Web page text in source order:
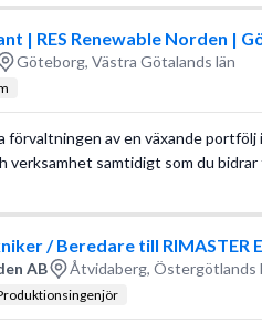
| RES Renewable Norden |
Göteborg, Västra Götalands län
förvaltningen av en växande
verksamhet samtidigt som du
/ Beredare till RIMASTER
AB Åtvidaberg, Östergötlands